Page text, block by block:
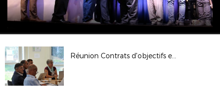
Réunion Contrats d'objectifs et Plan d'actions (Aix-en-Provence)